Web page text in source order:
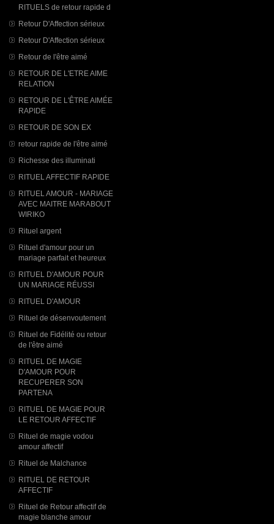
RITUELS de retour rapide d
Retour D'Affection sérieux
Retour D'Affection sérieux
Retour de l'être aimé
RETOUR DE L'ETRE AIME
RELATION
RETOUR DE L'ÊTRE AIMÉE
RAPIDE
RETOUR DE SON EX
retour rapide de l'être aimé
Richesse des illuminati
RITUEL AFFECTIF RAPIDE
RITUEL AMOUR - MARIAGE
AVEC MAITRE MARABOUT
WIRIKO
Rituel argent
Rituel d'amour pour un
mariage parfait et heureux
RITUEL D'AMOUR POUR
UN MARIAGE RÉUSSI
RITUEL D'AMOUR
Rituel de désenvoutement
Rituel de Fidélité ou retour
de l'être aimé
RITUEL DE MAGIE
D'AMOUR POUR
RECUPERER SON
PARTENA
RITUEL DE MAGIE POUR
LE RETOUR AFFECTIF
Rituel de magie vodou
amour affectif
Rituel de Malchance
RITUEL DE RETOUR
AFFECTIF
Rituel de Retour affectif de
magie blanche amour